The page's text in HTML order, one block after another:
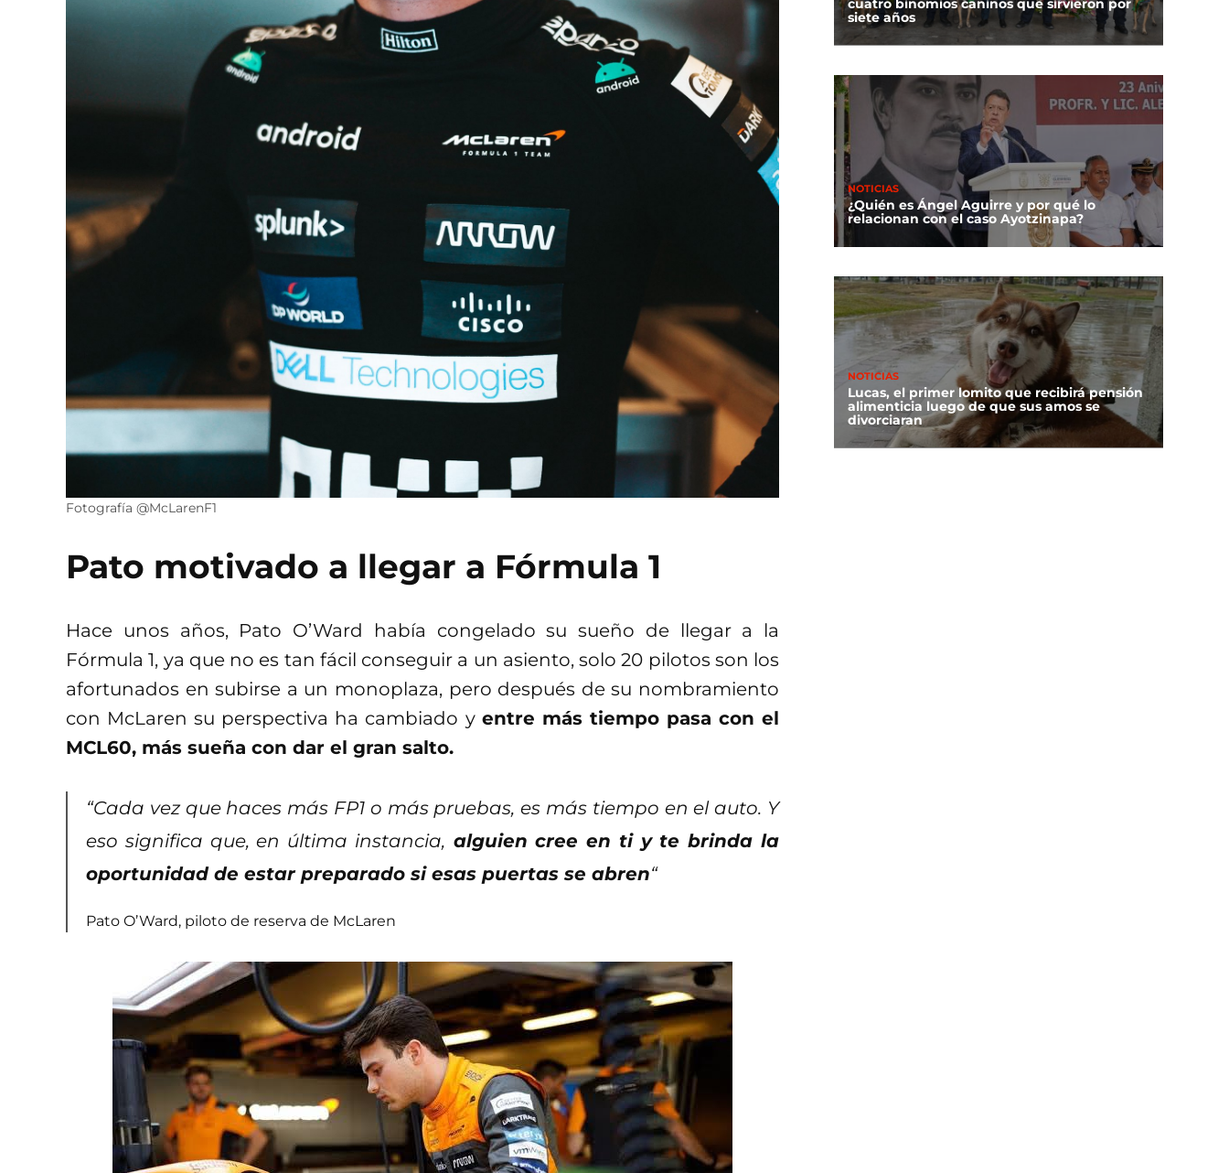
Fotografía @McLarenF1
Pato motivado a llegar a Fórmula 1
Hace unos años, Pato O’Ward había congelado su sueño de llegar a la
Fórmula 1, ya que no es tan fácil conseguir a un asiento, solo 20 pilotos son los
afortunados en subirse a un monoplaza, pero después de su nombramiento
con McLaren su perspectiva ha cambiado y entre más tiempo pasa con el
MCL60, más sueña con dar el gran salto.
“Cada vez que haces más FP1 o más pruebas, es más tiempo en el auto. Y
eso significa que, en última instancia, alguien cree en ti y te brinda la
oportunidad de estar preparado si esas puertas se abren“
Pato O’Ward, piloto de reserva de McLaren
cuatro binomios caninos que sirvieron por
siete años
NOTICIAS
¿Quién es Ángel Aguirre y por qué lo
relacionan con el caso Ayotzinapa?
NOTICIAS
Lucas, el primer lomito que recibirá pensión
alimenticia luego de que sus amos se
divorciaran